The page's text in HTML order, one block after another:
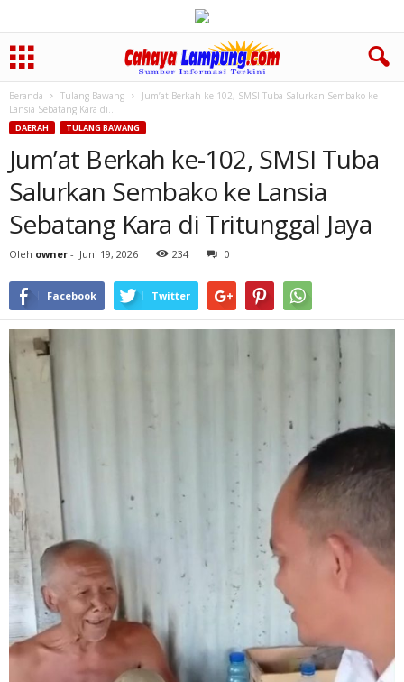
Beranda Tulang Bawang
Jum’at Berkah ke-102, SMSI Tuba Salurkan Sembako ke
Lansia Sebatang Kara di...
DAERAH TULANG BAWANG
Jum’at Berkah ke-102, SMSI Tuba
Salurkan Sembako ke Lansia
Sebatang Kara di Tritunggal Jaya
Oleh owner - Juni 19, 2026 234 0
Facebook Twitter